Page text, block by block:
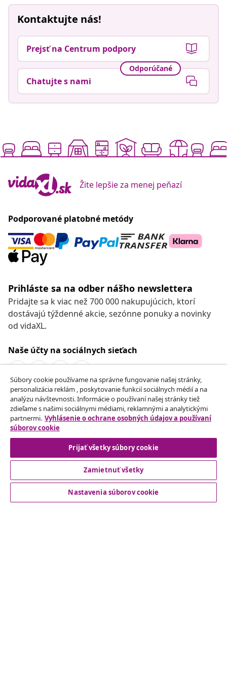
Kontaktujte nás!
Prejsť na Centrum podpory
Odporúčané
Chatujte s nami
Žite lepšie za menej peňazí
Podporované platobné metódy
Prihláste sa na odber nášho newslettera
Pridajte sa k viac než 700 000 nakupujúcich, ktorí
dostávajú týždenné akcie, sezónne ponuky a novinky
od vidaXL.
Naše účty na sociálnych sieťach
Odstúpenie od zmluvy
Odošlite žiadosť o odstúpenie od vašej objednávky.
Odstúpenie od zmluvy
Zákaznícky Servis
Súbory cookie používame na správne fungovanie našej stránky,
personalizácia reklám , poskytovanie funkcií sociálnych médií a na
analýzu návštevnosti. Informácie o používaní našej stránky tiež
zdieľame s našimi sociálnymi médiami, reklamnými a analytickými
partnermi. Vyhlásenie o ochrane osobných údajov a používaní
súborov cookie
Prijať všetky súbory cookie
Zamietnuť všetky
Nastavenia súborov cookie